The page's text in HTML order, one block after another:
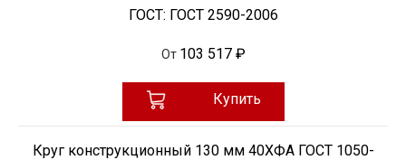
ГОСТ: ГОСТ 2590-2006
От 103 517 ₽
Купить
Круг конструкционный 130 мм 40ХФА ГОСТ 1050-